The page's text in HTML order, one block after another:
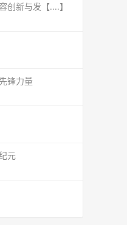
创新与发【....】
锋力量
元